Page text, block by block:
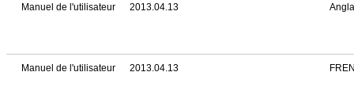
Manuel de l'utilisateur 2013.04.13
Manuel de l'utilisateur 2013.04.13